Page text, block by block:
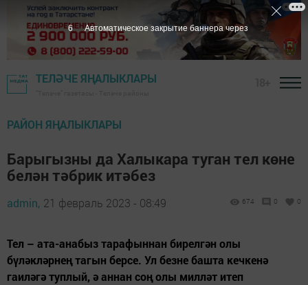
ТЕЛӘЧЕ ЯҢАЛЫКЛАРЫ
РАЙОН ЯҢАЛЫКЛАРЫ
Барыгызны да Халыкара туган тел көне
белән тәбрик итәбез
admin, 21 февраль 2023 - 08:49 674 0 0
Тел – ата-анабыз тарафыннан бирелгән олы
бүләкләрнең тагын берсе. Ул безне башта кечкенә
гаиләгә туплый, ә аннан соң олы милләт итеп
4 Автоматическое закрытие баннера через